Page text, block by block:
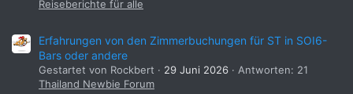
Reiseberichte für alle
Erfahrungen von den Zimmerbuchungen für ST in SOI6-
Bars oder andere
Gestartet von Rockbert 29 Juni 2026
Antworten: 21
Thailand Newbie Forum